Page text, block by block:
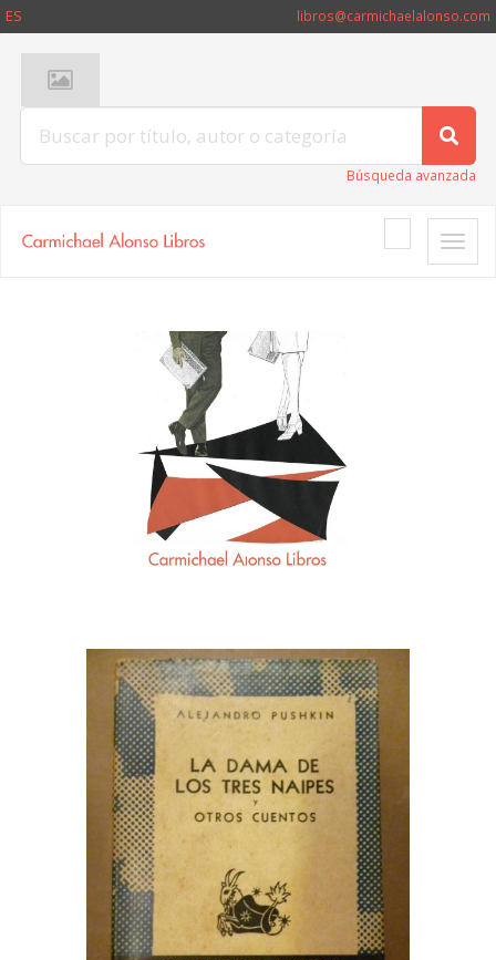
ES libros@carmichaelalonso.com
Búsqueda avanzada
Toggle